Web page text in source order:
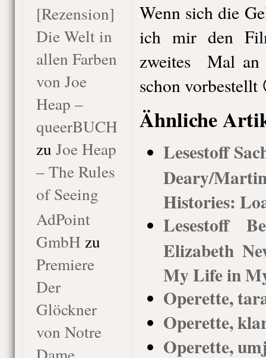
[Rezension]
Die Welt in
allen Farben
von Joe
Heap –
queerBUCH
zu Joe Heap
– The Rules
of Seeing
AdPoint
GmbH zu
Premiere
Der
Glöckner
von Notre
Wenn sich die
ich mir den
zweites Mal an
schon vorbestellt
Ähnliche
Lesestoff
Deary/
Histories:
Lesestoff
Elizabeth
My Life in
Operette,
Operette,
Operette,